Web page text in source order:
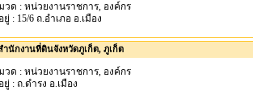
วด : หน่วยงานราชการ, องค์กร
ยู่ : 15/6 ถ.อำเภอ อ.เมือง
ำนักงานที่ดินจังหวัดภูเก็ต, ภูเก็ต
วด : หน่วยงานราชการ, องค์กร
ยู่ : ถ.ดำรง อ.เมือง